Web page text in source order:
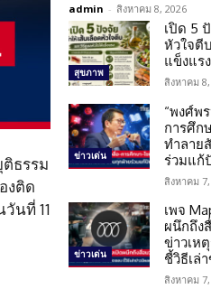
ธรรม
งติด
นที่ 11
admin - สิงหาคม 8, 2026
สุขภาพ
เปิด 5
หัวใจตี
แข็งแรง
สิงหาคม
ข่าวเด่น
“พงศ์พ
การศึก
ทำลาย
ร่วมแก้
สิงหาคม
ข่าวเด่น
เพจ
ผนึกถึง
ข่าวเห
ชี้วิธีเล่
สิงหาคม